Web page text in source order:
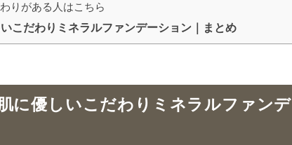
りがある人はこちら
こだわりミネラルファンデーション｜まとめ
に優しいこだわりミネラルファンデ